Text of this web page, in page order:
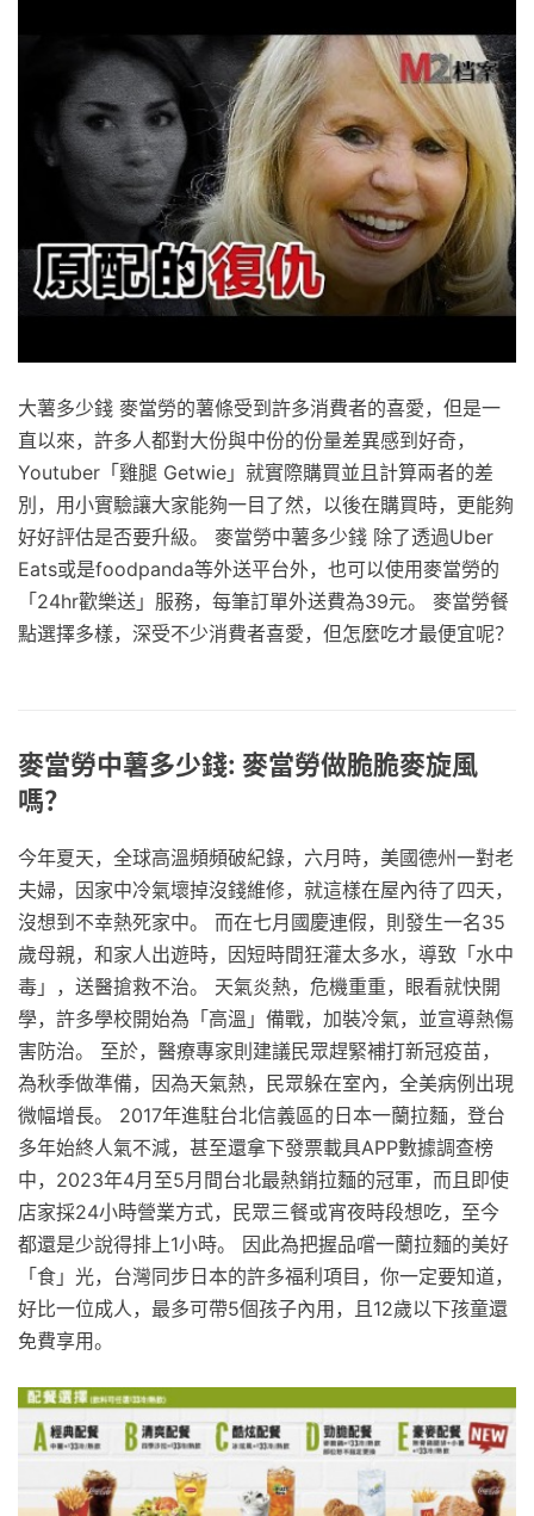
大薯多少錢 麥當勞的薯條受到許多消費者的喜愛，但是一
直以來，許多人都對大份與中份的份量差異感到好奇，
Youtuber「雞腿 Getwie」就實際購買並且計算兩者的差
別，用小實驗讓大家能夠一目了然，以後在購買時，更能夠
好好評估是否要升級。 麥當勞中薯多少錢 除了透過Uber
Eats或是foodpanda等外送平台外，也可以使用麥當勞的
「24hr歡樂送」服務，每筆訂單外送費為39元。 麥當勞餐
點選擇多樣，深受不少消費者喜愛，但怎麼吃才最便宜呢？
麥當勞中薯多少錢: 麥當勞做脆脆麥旋風
嗎？
今年夏天，全球高溫頻頻破紀錄，六月時，美國德州一對老
夫婦，因家中冷氣壞掉沒錢維修，就這樣在屋內待了四天，
沒想到不幸熱死家中。 而在七月國慶連假，則發生一名35
歲母親，和家人出遊時，因短時間狂灌太多水，導致「水中
毒」，送醫搶救不治。 天氣炎熱，危機重重，眼看就快開
學，許多學校開始為「高溫」備戰，加裝冷氣，並宣導熱傷
害防治。 至於，醫療專家則建議民眾趕緊補打新冠疫苗，
為秋季做準備，因為天氣熱，民眾躲在室內，全美病例出現
微幅增長。 2017年進駐台北信義區的日本一蘭拉麵，登台
多年始終人氣不減，甚至還拿下發票載具APP數據調查榜
中，2023年4月至5月間台北最熱銷拉麵的冠軍，而且即使
店家採24小時營業方式，民眾三餐或宵夜時段想吃，至今
都還是少說得排上1小時。 因此為把握品嚐一蘭拉麵的美好
「食」光，台灣同步日本的許多福利項目，你一定要知道，
好比一位成人，最多可帶5個孩子內用，且12歲以下孩童還
免費享用。